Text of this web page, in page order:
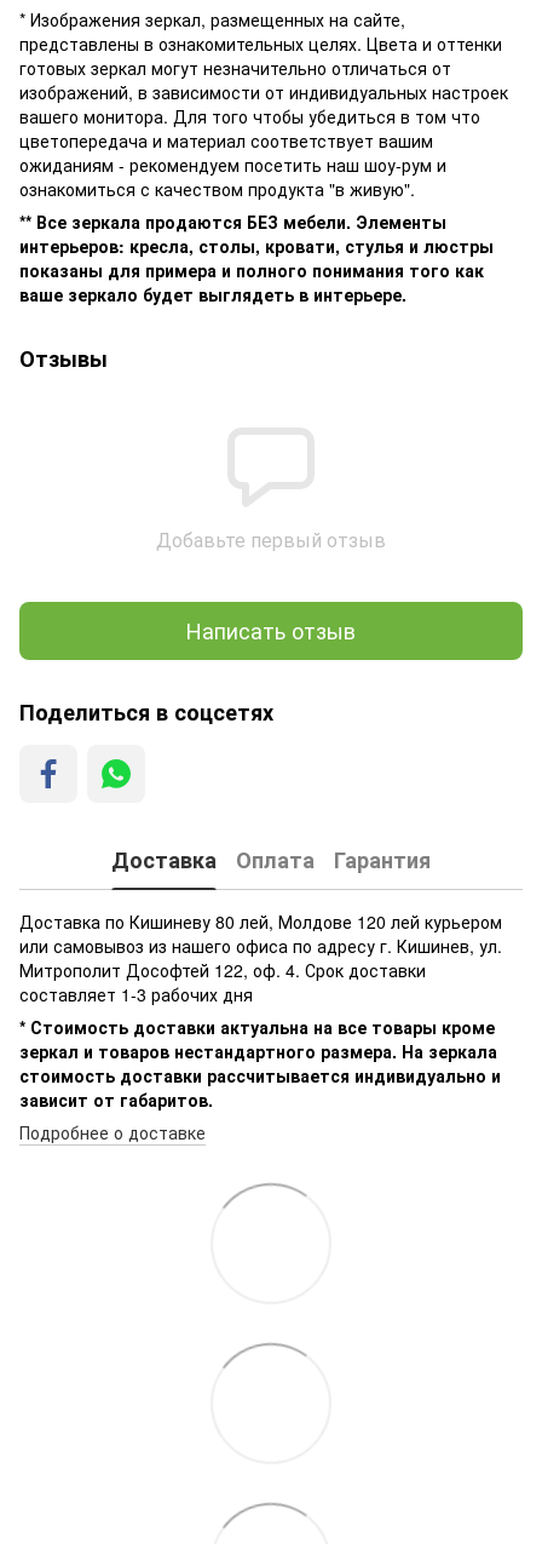
* Изображения зеркал, размещенных на сайте,
представлены в ознакомительных целях. Цвета и оттенки
готовых зеркал могут незначительно отличаться от
изображений, в зависимости от индивидуальных настроек
вашего монитора. Для того чтобы убедиться в том что
цветопередача и материал соответствует вашим
ожиданиям - рекомендуем посетить наш шоу-рум и
ознакомиться с качеством продукта "в живую".
** Все зеркала продаются БЕЗ мебели. Элементы
интерьеров: кресла, столы, кровати, стулья и люстры
показаны для примера и полного понимания того как
ваше зеркало будет выглядеть в интерьере.
Отзывы
Добавьте первый отзыв
Написать отзыв
Поделиться в соцсетях
Доставка Оплата Гарантия
Доставка по Кишиневу 80 лей, Молдове 120 лей курьером
или самовывоз из нашего офиса по адресу г. Кишинев, ул.
Митрополит Дософтей 122, оф. 4. Срок доставки
составляет 1-3 рабочих дня
* Стоимость доставки актуальна на все товары кроме
зеркал и товаров нестандартного размера. На зеркала
стоимость доставки рассчитывается индивидуально и
зависит от габаритов.
Подробнее о доставке